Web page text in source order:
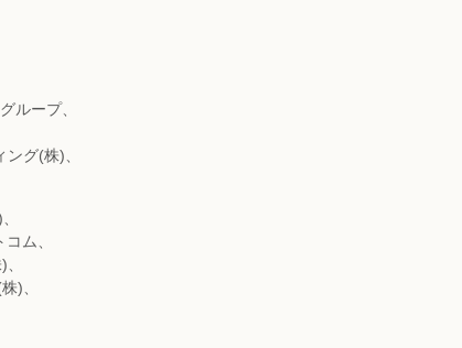
ループ、
グ(株)、
ム、
)、